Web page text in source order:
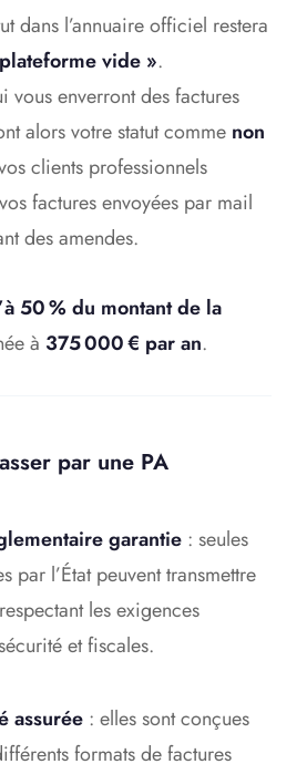
dans l’annuaire officiel restera
vide ».
vous enverront des factures
alors votre statut comme non
clients professionnels
factures envoyées par mail
des amendes.
50 % du montant de la
à 375 000 € par an.
par une PA
garantie : seules
par l’État peuvent transmettre
les exigences
et fiscales.
assurée : elles sont conçues
formats de factures